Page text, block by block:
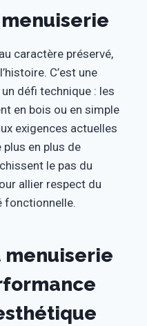
caractère préservé,
C’est une
défi technique : les
en bois ou en simple
exigences actuelles
plus en plus de
le pas du
allier respect du
fonctionnelle.
menuiserie